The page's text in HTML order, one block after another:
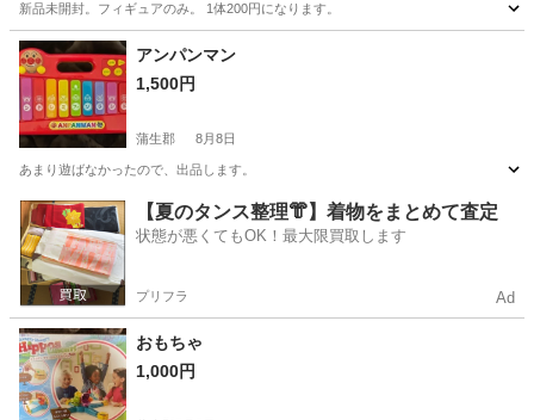
新品未開封。フィギュアのみ。 1体200円になります。
滋賀 蒲生郡 フィギュア
アンパンマン
1,500円
蒲生郡 8月8日
あまり遊ばなかったので、出品します。
滋賀 蒲生郡 おもちゃ アンパンマン
【夏のタンス整理👘】着物をまとめて査定
状態が悪くてもOK！最大限買取します
プリフラ Ad
おもちゃ
1,000円